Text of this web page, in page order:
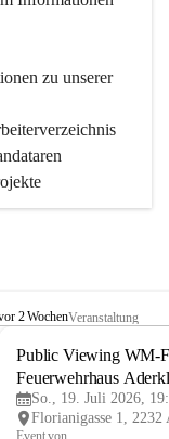
zu unserer
2 WochenVeranstaltung
Public Viewing WM-
Feuerwehrhaus
So., 19. Juli 2026,
Event von